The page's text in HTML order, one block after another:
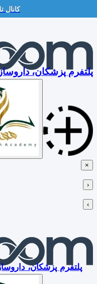
کانال
Skip
content
پلتفرم پزشکان،
×
‹
›
پلتفرم پزشکان،